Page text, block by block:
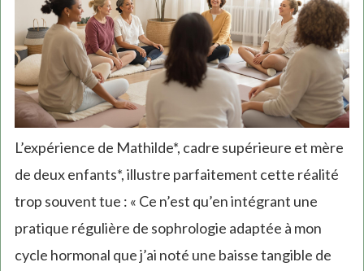
L’expérience de Mathilde*, cadre supérieure et mère
de deux enfants*, illustre parfaitement cette réalité
trop souvent tue : « Ce n’est qu’en intégrant une
pratique régulière de sophrologie adaptée à mon
cycle hormonal que j’ai noté une baisse tangible de